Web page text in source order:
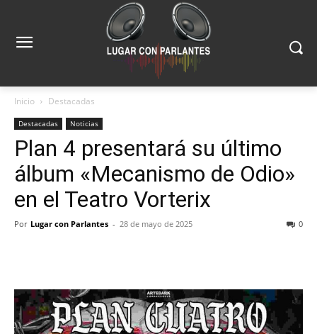
Inicio Destacadas
Destacadas Noticias
Plan 4 presentará su último
álbum «Mecanismo de Odio»
en el Teatro Vorterix
Por Lugar con Parlantes - 28 de mayo de 2025 0